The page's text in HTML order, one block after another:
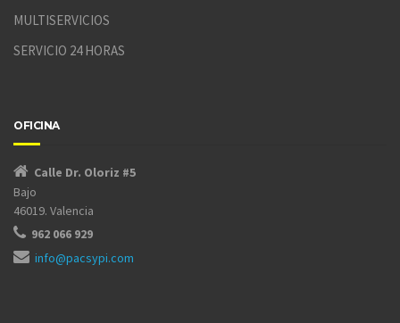
MULTISERVICIOS
SERVICIO 24 HORAS
OFICINA
Calle Dr. Oloriz #5
Bajo
46019. Valencia
962 066 929
info@pacsypi.com